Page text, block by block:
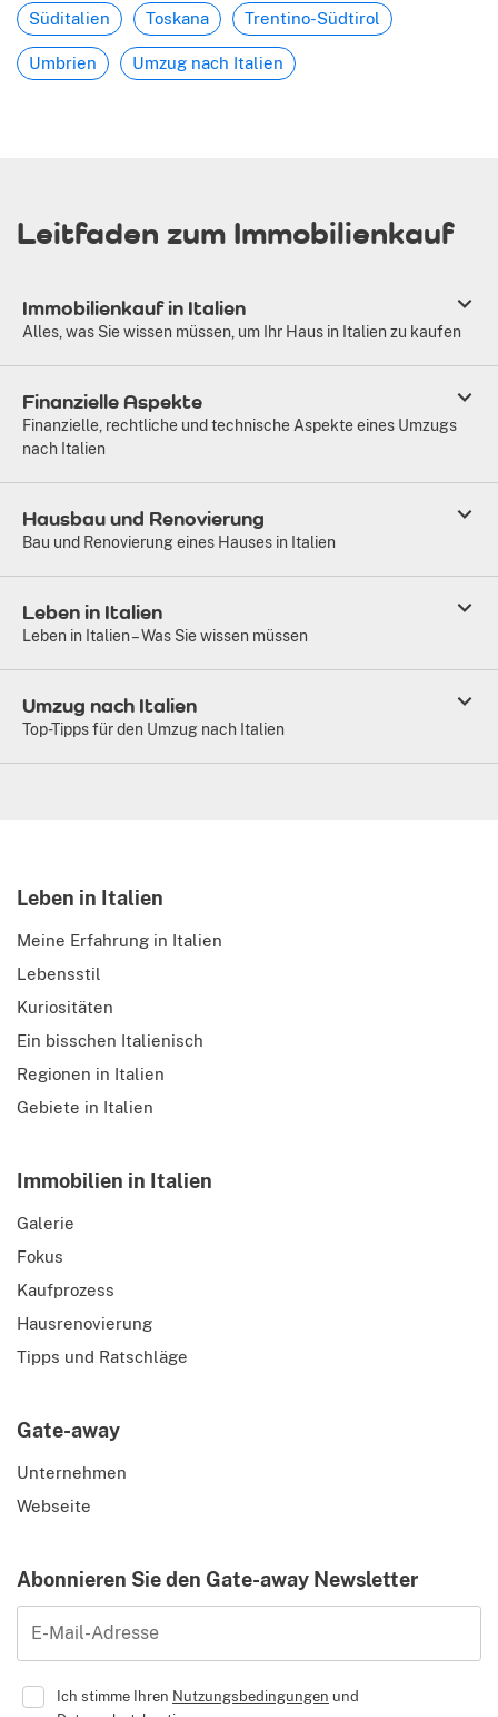
Süditalien Toskana Trentino-Südtirol
Umbrien Umzug nach Italien
Leitfaden zum Immobilienkauf
Immobilienkauf in Italien
Alles, was Sie wissen müssen, um Ihr Haus in Italien zu kaufen
Finanzielle Aspekte
Finanzielle, rechtliche und technische Aspekte eines Umzugs
nach Italien
Hausbau und Renovierung
Bau und Renovierung eines Hauses in Italien
Leben in Italien
Leben in Italien – Was Sie wissen müssen
Umzug nach Italien
Top-Tipps für den Umzug nach Italien
Leben in Italien
Meine Erfahrung in Italien
Lebensstil
Kuriositäten
Ein bisschen Italienisch
Regionen in Italien
Gebiete in Italien
Immobilien in Italien
Galerie
Fokus
Kaufprozess
Hausrenovierung
Tipps und Ratschläge
Gate-away
Unternehmen
Webseite
Abonnieren Sie den Gate-away Newsletter
E-Mail-Adresse
Ich stimme Ihren Nutzungsbedingungen und